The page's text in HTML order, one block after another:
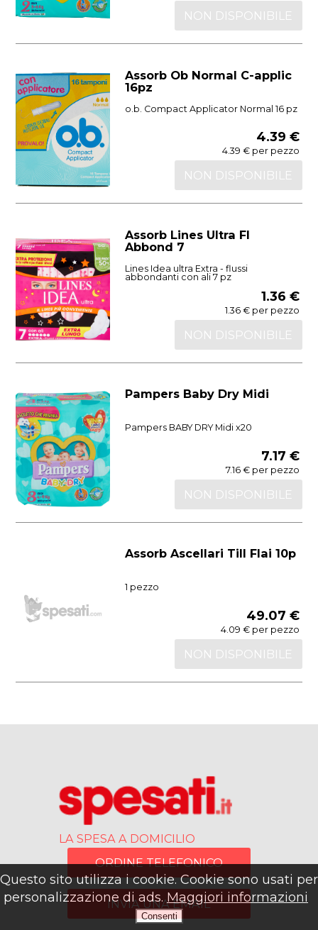
NON DISPONIBILE
Assorb Ob Normal C-applic
16pz
o.b. Compact Applicator Normal 16 pz
4.39 €
4.39 € per pezzo
NON DISPONIBILE
Assorb Lines Ultra Fl
Abbond 7
Lines Idea ultra Extra - flussi
abbondanti con ali 7 pz
1.36 €
1.36 € per pezzo
NON DISPONIBILE
Pampers Baby Dry Midi
Pampers BABY DRY Midi x20
7.17 €
7.16 € per pezzo
NON DISPONIBILE
Assorb Ascellari Till Flai 10p
1 pezzo
49.07 €
4.09 € per pezzo
NON DISPONIBILE
LA SPESA A DOMICILIO
ORDINE TELEFONICO
INVIA UNA EMAIL
Questo sito utilizza i cookie. Cookie sono usati per
personalizzazione di ads.Maggiori informazioni
Consenti